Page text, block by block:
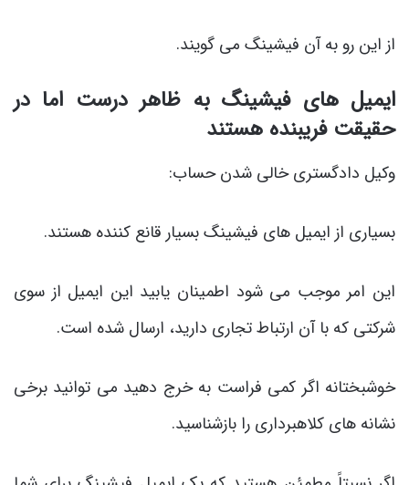
از این رو به آن فیشینگ می گویند.
ایمیل های فیشینگ به ظاهر درست اما در
حقیقت فریبنده هستند
وکیل دادگستری خالی شدن حساب:
بسیاری از ایمیل های فیشینگ بسیار قانع کننده هستند.
این امر موجب می شود اطمینان یابید این ایمیل از سوی
شرکتی که با آن ارتباط تجاری دارید، ارسال شده است.
خوشبختانه اگر کمی فراست به خرج دهید می توانید برخی
نشانه های کلاهبرداری را بازشناسید.